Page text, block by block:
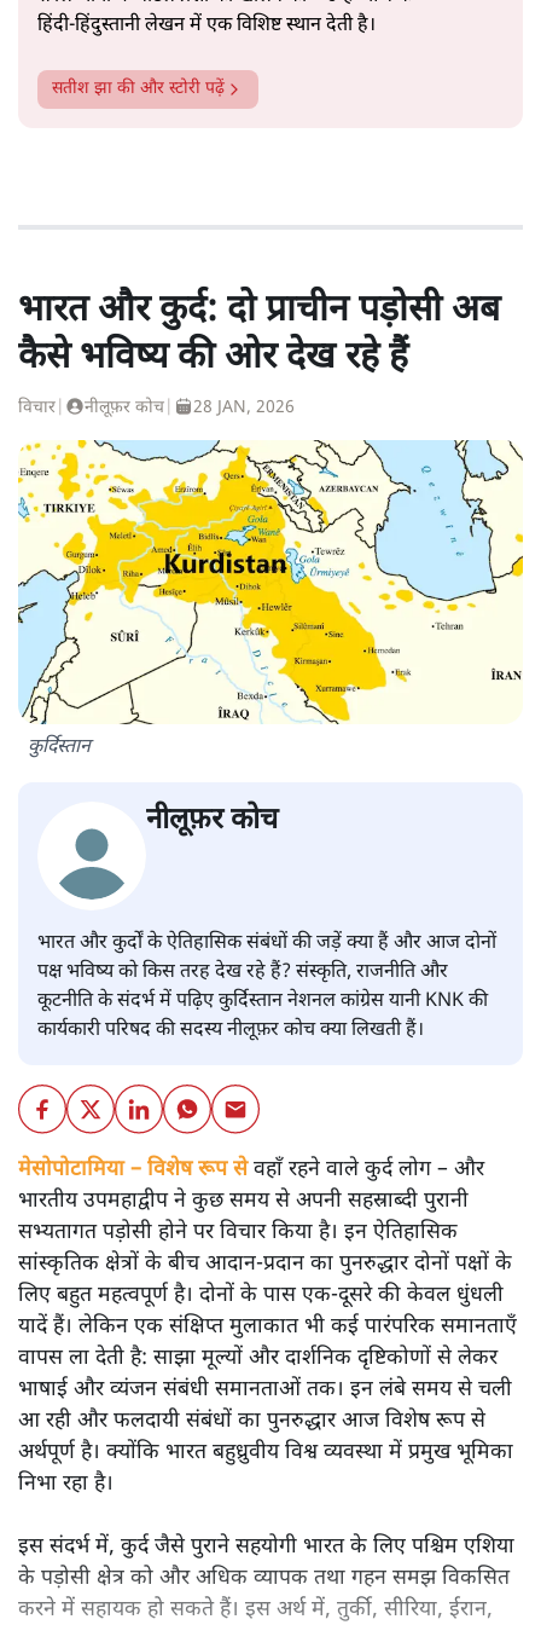
हिंदी‑हिंदुस्तानी लेखन में एक विशिष्ट स्थान देती है।
सतीश झा की और स्टोरी पढ़ें
भारत और कुर्द: दो प्राचीन पड़ोसी अब
कैसे भविष्य की ओर देख रहे हैं
विचार नीलूफ़र कोच 28 JAN, 2026
कुर्दिस्तान
नीलूफ़र कोच
भारत और कुर्दों के ऐतिहासिक संबंधों की जड़ें क्या हैं और आज दोनों
पक्ष भविष्य को किस तरह देख रहे हैं? संस्कृति, राजनीति और
कूटनीति के संदर्भ में पढ़िए कुर्दिस्तान नेशनल कांग्रेस यानी KNK की
कार्यकारी परिषद की सदस्य नीलूफ़र कोच क्या लिखती हैं।
मेसोपोटामिया – विशेष रूप सेवहाँ रहने वाले कुर्द लोग – और
भारतीय उपमहाद्वीप ने कुछ समय से अपनी सहस्राब्दी पुरानी
सभ्यतागत पड़ोसी होने पर विचार किया है। इन ऐतिहासिक
सांस्कृतिक क्षेत्रों के बीच आदान-प्रदान का पुनरुद्धार दोनों पक्षों के
लिए बहुत महत्वपूर्ण है। दोनों के पास एक-दूसरे की केवल धुंधली
यादें हैं। लेकिन एक संक्षिप्त मुलाकात भी कई पारंपरिक समानताएँ
वापस ला देती है: साझा मूल्यों और दार्शनिक दृष्टिकोणों से लेकर
भाषाई और व्यंजन संबंधी समानताओं तक। इन लंबे समय से चली
आ रही और फलदायी संबंधों का पुनरुद्धार आज विशेष रूप से
अर्थपूर्ण है। क्योंकि भारत बहुध्रुवीय विश्व व्यवस्था में प्रमुख भूमिका
निभा रहा है।
इस संदर्भ में, कुर्द जैसे पुराने सहयोगी भारत के लिए पश्चिम एशिया
के पड़ोसी क्षेत्र को और अधिक व्यापक तथा गहन समझ विकसित
करने में सहायक हो सकते हैं। इस अर्थ में, तुर्की, सीरिया, ईरान,